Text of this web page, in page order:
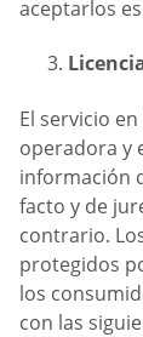
aceptarlos
El servicio
operadora y
información
facto y de
contrario.
protegidos
los
con las